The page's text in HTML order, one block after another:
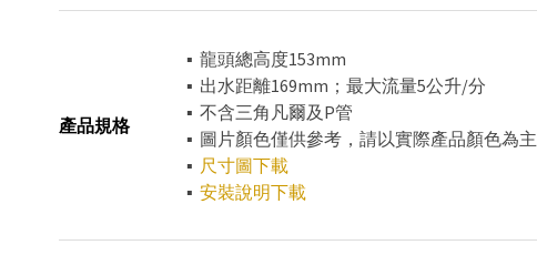
產品規格
▪ 龍頭總高度153mm
▪ 出水距離169mm；最大流量5公升/分
▪ 不含三角凡爾及P管
▪ 圖片顏色僅供參考，請以實際產品顏色為主
▪ 尺寸圖下載
▪ 安裝說明下載